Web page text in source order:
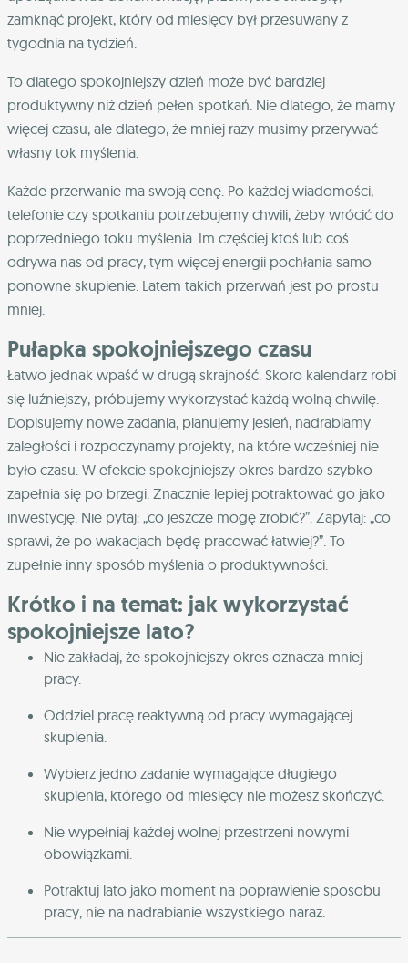
zamknąć projekt, który od miesięcy był przesuwany z
tygodnia na tydzień.
To dlatego spokojniejszy dzień może być bardziej
produktywny niż dzień pełen spotkań. Nie dlatego, że mamy
więcej czasu, ale dlatego, że mniej razy musimy przerywać
własny tok myślenia.
Każde przerwanie ma swoją cenę. Po każdej wiadomości,
telefonie czy spotkaniu potrzebujemy chwili, żeby wrócić do
poprzedniego toku myślenia. Im częściej ktoś lub coś
odrywa nas od pracy, tym więcej energii pochłania samo
ponowne skupienie. Latem takich przerwań jest po prostu
mniej.
Pułapka spokojniejszego czasu
Łatwo jednak wpaść w drugą skrajność. Skoro kalendarz robi
się luźniejszy, próbujemy wykorzystać każdą wolną chwilę.
Dopisujemy nowe zadania, planujemy jesień, nadrabiamy
zaległości i rozpoczynamy projekty, na które wcześniej nie
było czasu. W efekcie spokojniejszy okres bardzo szybko
zapełnia się po brzegi. Znacznie lepiej potraktować go jako
inwestycję. Nie pytaj: „co jeszcze mogę zrobić?”. Zapytaj: „co
sprawi, że po wakacjach będę pracować łatwiej?”. To
zupełnie inny sposób myślenia o produktywności.
Krótko i na temat: jak wykorzystać
spokojniejsze lato?
Nie zakładaj, że spokojniejszy okres oznacza mniej
pracy.
Oddziel pracę reaktywną od pracy wymagającej
skupienia.
Wybierz jedno zadanie wymagające długiego
skupienia, którego od miesięcy nie możesz skończyć.
Nie wypełniaj każdej wolnej przestrzeni nowymi
obowiązkami.
Potraktuj lato jako moment na poprawienie sposobu
pracy, nie na nadrabianie wszystkiego naraz.